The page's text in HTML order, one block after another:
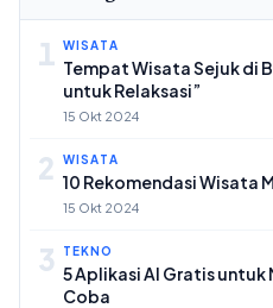
1 WISATA
Tempat Wisata Sejuk di
untuk Relaksasi”
15 Okt 2024
2 WISATA
10 Rekomendasi Wisata
15 Okt 2024
3 TEKNO
5 Aplikasi AI Gratis untuk
Coba